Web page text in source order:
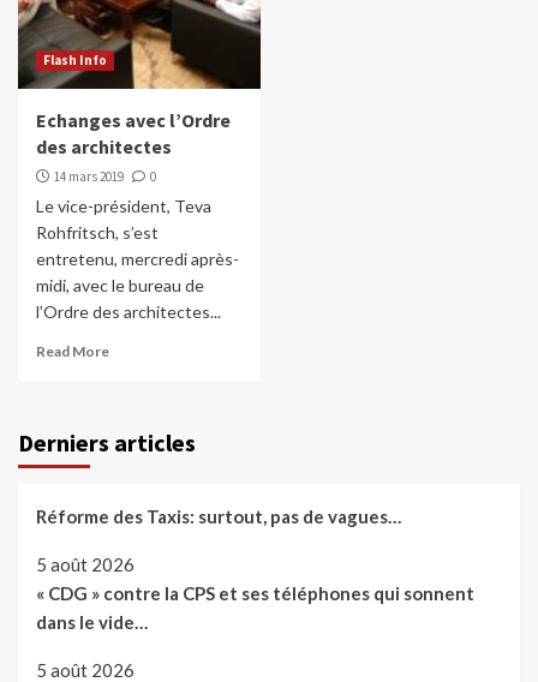
Flash Info
Echanges avec l’Ordre
des architectes
14 mars 2019 0
Le vice-président, Teva
Rohfritsch, s’est
entretenu, mercredi après-
midi, avec le bureau de
l’Ordre des architectes...
Read More
Derniers articles
Réforme des Taxis: surtout, pas de vagues…
5 août 2026
« CDG » contre la CPS et ses téléphones qui sonnent
dans le vide…
5 août 2026